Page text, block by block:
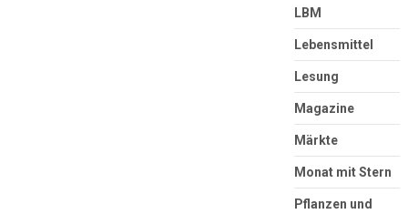
LBM
Lebensmittel
Lesung
Magazine
Märkte
Monat mit Stern
Pflanzen und